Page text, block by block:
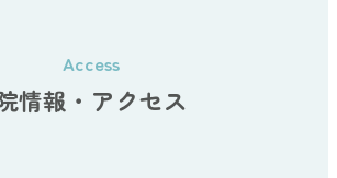
情報・アクセス